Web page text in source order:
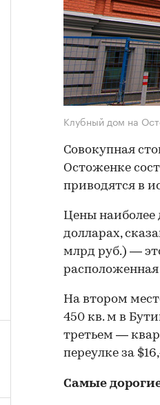
Клубный дом на
Совокупная
Остоженке
приводятся в
Цены наиболее
долларах,
млрд руб.) —
На втором
450 кв. м в
третьем —
переулке за
Самые